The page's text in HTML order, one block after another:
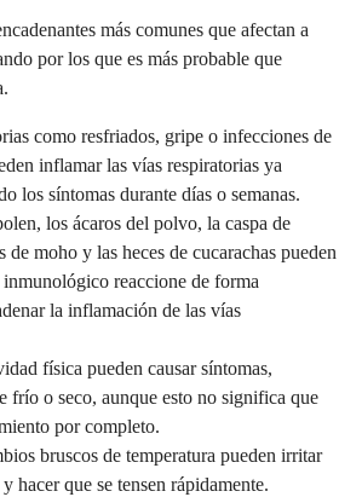
más comunes que afectan a
por los que es más probable que
como resfriados, gripe o infecciones de
inflamar las vías respiratorias ya
los síntomas durante días o semanas.
los ácaros del polvo, la caspa de
de moho y las heces de cucarachas pueden
inmunológico reaccione de forma
la inflamación de las vías
física pueden causar síntomas,
frío o seco, aunque esto no significa que
por completo.
bruscos de temperatura pueden irritar
hacer que se tensen rápidamente.